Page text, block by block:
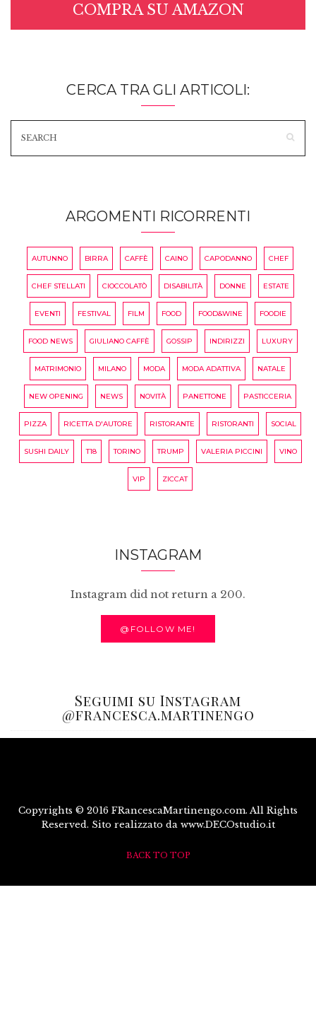
COMPRA SU AMAZON
CERCA TRA GLI ARTICOLI:
ARGOMENTI RICORRENTI
AUTUNNO BIRRA CAFFÈ CAINO CAPODANNO CHEF
CHEF STELLATI CIOCCOLATÒ DISABILITÀ DONNE ESTATE
EVENTI FESTIVAL FILM FOOD FOOD&WINE FOODIE
FOOD NEWS GIULIANO CAFFÈ GOSSIP INDIRIZZI LUXURY
MATRIMONIO MILANO MODA MODA ADATTIVA NATALE
NEW OPENING NEWS NOVITÀ PANETTONE PASTICCERIA
PIZZA RICETTA D'AUTORE RISTORANTE RISTORANTI SOCIAL
SUSHI DAILY T18 TORINO TRUMP VALERIA PICCINI VINO
VIP ZICCAT
INSTAGRAM
Instagram did not return a 200.
@FOLLOW ME!
Seguimi su Instagram
@francesca.martinengo
Copyrights © 2016 FRancescaMartinengo.com. All Rights
Reserved. Sito realizzato da www.DECOstudio.it
BACK TO TOP